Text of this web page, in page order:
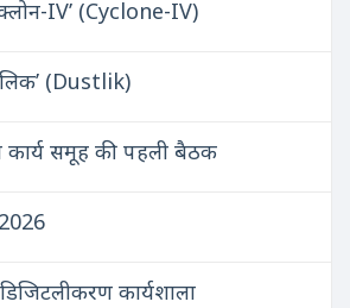
IV’ (Cyclone-IV)
(Dustlik)
कार्य समूह की पहली बैठक
2026
कार्यशाला